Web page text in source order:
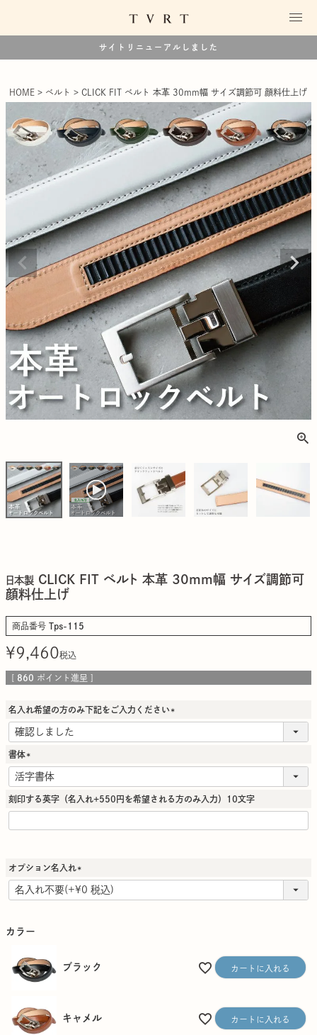
サイトリニューアルしました
HOME ベルト CLICK FIT ベルト 本革 30mm幅 サイズ調節可 顔料仕上げ
日本製 CLICK FIT ベルト 本革 30mm幅 サイズ調節可
顔料仕上げ
商品番号 Tps-115
¥9,460税込
[ 860 ポイント進呈 ]
名入れ希望の方のみ下記をご入力ください
書体
必
須
刻印する英字（名入れ+550円を希望される方のみ入力）10文字
オプション名入れ
カラー
ブラック カートに入れる
キャメル カートに入れる